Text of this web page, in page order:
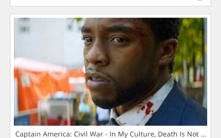
Captain America: Civil War - In My Culture, Death Is Not The